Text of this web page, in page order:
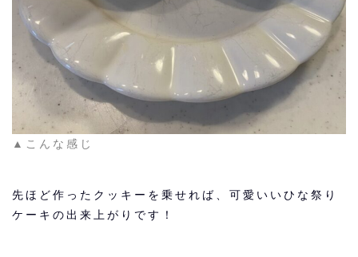
▲こんな感じ
先ほど作ったクッキーを乗せれば、可愛いいひな祭り
ケーキの出来上がりです！